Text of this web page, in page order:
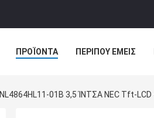
ΠΡΟΪΌΝΤΑ ΠΕΡΊΠΟΥ ΕΜΕΊΣ
NL4864HL11-01B 3,5 ΊΝΤΣΑ NEC Tft-